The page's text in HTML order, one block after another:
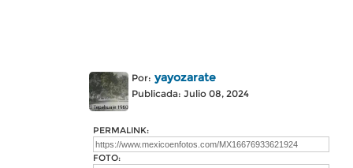
Por: yayozarate
Publicada: Julio 08, 2024
PERMALINK:
FOTO: